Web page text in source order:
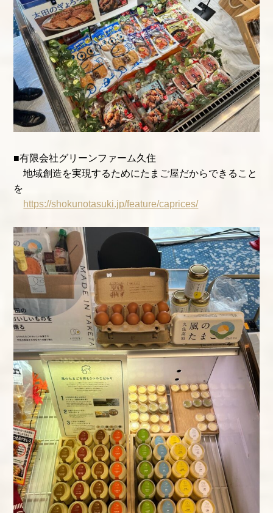
■有限会社グリーンファーム久住
地域創造を実現するためにたまご屋だからできること
を
https://shokunotasuki.jp/feature/caprices/